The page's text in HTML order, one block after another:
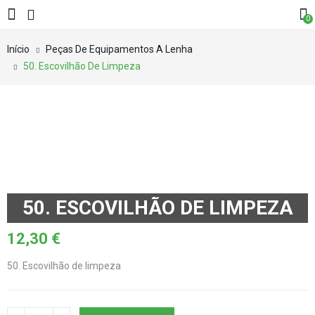
0
Início
Peças De Equipamentos A Lenha
50. Escovilhão De Limpeza
50. ESCOVILHÃO DE LIMPEZA
12,30 €
50. Escovilhão de limpeza